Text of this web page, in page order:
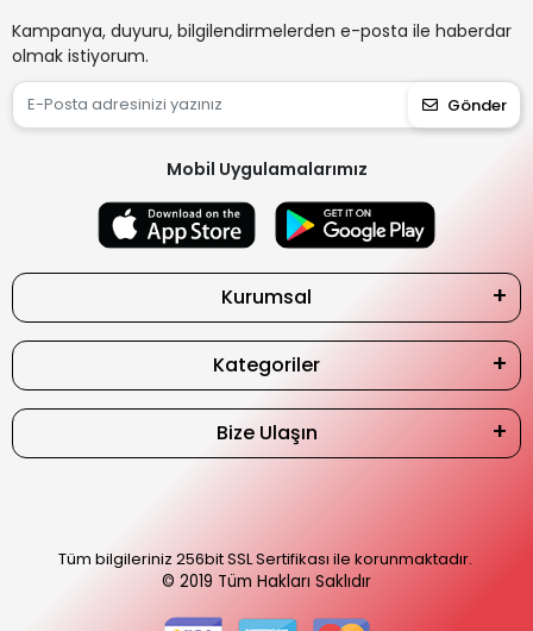
Kampanya, duyuru, bilgilendirmelerden e-posta ile haberdar
olmak istiyorum.
Gönder
Mobil Uygulamalarımız
Kurumsal
Kategoriler
Bize Ulaşın
Tüm bilgileriniz 256bit SSL Sertifikası ile korunmaktadır.
© 2019 Tüm Hakları Saklıdır